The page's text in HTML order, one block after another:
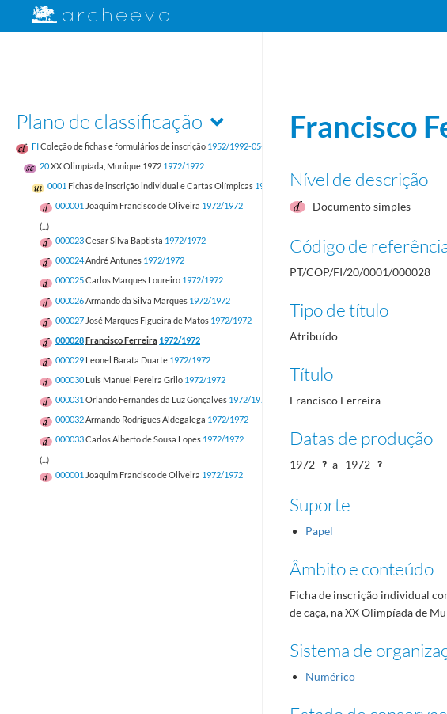
Plano de classificação
FIColeção de fichas e formulários de inscrição 1952/1992-05-17
20XX Olimpíada, Munique 1972 1972/1972
0001 Fichas de inscrição individual e Cartas Olímpicas 1972/1972
000001 Joaquim Francisco de Oliveira 1972/1972
(...)
000023Cesar Silva Baptista 1972/1972
000024André Antunes 1972/1972
000025Carlos Marques Loureiro 1972/1972
000026Armando da Silva Marques 1972/1972
000027 José Marques Figueira de Matos 1972/1972
000028Francisco Ferreira 1972/1972
000029 Leonel Barata Duarte 1972/1972
000030 Luis Manuel Pereira Grilo 1972/1972
000031 Orlando Fernandes da Luz Gonçalves 1972/1972
000032Armando Rodrigues Aldegalega 1972/1972
000033Carlos Alberto de Sousa Lopes 1972/1972
(...)
000001 Joaquim Francisco de Oliveira 1972/1972
Francisco
Nível de descrição
Documento simples
Código de
PT/COP/FI/20/0001/000028
Tipo de título
Atribuído
Título
Francisco Ferreira
Datas de produção
1972 a 1972
Suporte
Papel
Âmbito e conteúdo
Ficha de inscrição individual
de caça, na XX Olimpíada de
Sistema de
Numérico